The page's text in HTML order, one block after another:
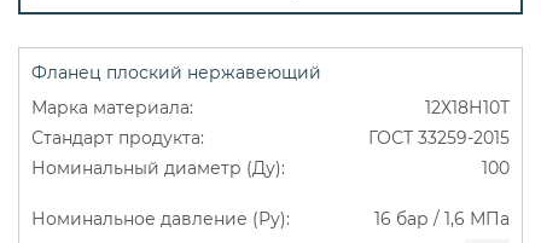
Фланец плоский нержавеющий
12Х18Н10Т
ГОСТ 33259-2015
100
16 бар / 1,6 МПа